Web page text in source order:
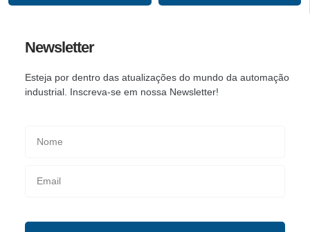
Newsletter
Esteja por dentro das atualizações do mundo da automação
industrial. Inscreva-se em nossa Newsletter!